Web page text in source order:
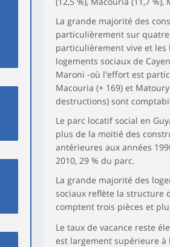
La grande majorité des
particulièrement sur
particulièrement vive et les
logements sociaux de
Maroni -où l'effort est
Macouria (+ 169) et
destructions) sont
Le parc locatif social en
plus de la moitié des
antérieures aux années
2010, 29 % du parc.
La grande majorité des
sociaux reflète la structure
comptent trois pièces et
Le taux de vacance reste
est largement supérieure à